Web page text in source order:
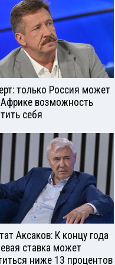
только Россия может
возможность
себя
Аксаков: К концу года
ставка может
ниже 13 процентов